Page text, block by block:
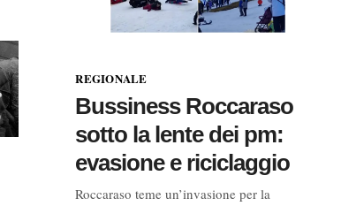
REGIONALE
Bussiness Roccaraso
sotto la lente dei pm:
evasione e riciclaggio
Roccaraso teme un’invasione per la